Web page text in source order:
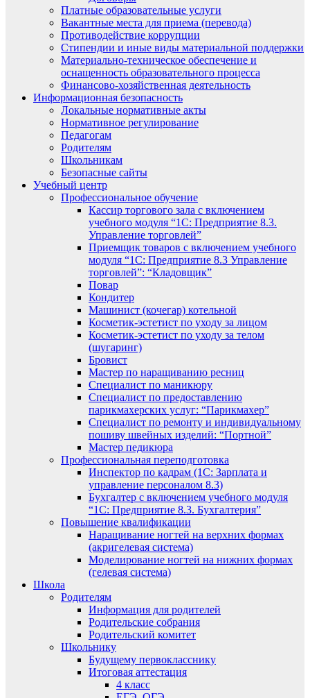
Платные образовательные услуги
Вакантные места для приема (перевода)
Противодействие коррупции
Стипендии и иные виды материальной поддержки
Материально-техническое обеспечение и
оснащенность образовательного процесса
Финансово-хозяйственная деятельность
Информационная безопасность
Локальные нормативные акты
Нормативное регулирование
Педагогам
Родителям
Школьникам
Безопасные сайты
Учебный центр
Профессиональное обучение
Кассир торгового зала с включением
учебного модуля “1С: Предприятие 8.3.
Управление торговлей”
Приемщик товаров с включением учебного
модуля “1С: Предприятие 8.3 Управление
торговлей”: “Кладовщик”
Повар
Кондитер
Машинист (кочегар) котельной
Косметик-эстетист по уходу за лицом
Косметик-эстетист по уходу за телом
(шугаринг)
Бровист
Мастер по наращиванию ресниц
Специалист по маникюру
Специалист по предоставлению
парикмахерских услуг: “Парикмахер”
Специалист по ремонту и индивидуальному
пошиву швейных изделий: “Портной”
Мастер педикюра
Профессиональная переподготовка
Инспектор по кадрам (1С: Зарплата и
управление персоналом 8.3)
Бухгалтер с включением учебного модуля
“1С: Предприятие 8.3. Бухгалтерия”
Повышение квалификации
Наращивание ногтей на верхних формах
(акригелевая система)
Моделирование ногтей на нижних формах
(гелевая система)
Школа
Родителям
Информация для родителей
Родительские собрания
Родительский комитет
Школьнику
Будущему первокласснику
Итоговая аттестация
4 класс